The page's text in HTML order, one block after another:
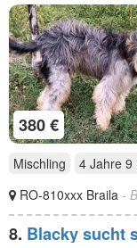
380 €
Mischling 4 Jahre 9
RO-810xxx Braila -
8. Blacky sucht